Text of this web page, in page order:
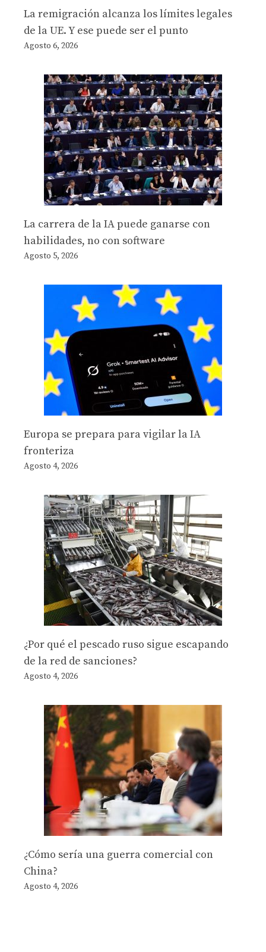
La remigración alcanza los límites legales
de la UE. Y ese puede ser el punto
Agosto 6, 2026
La carrera de la IA puede ganarse con
habilidades, no con software
Agosto 5, 2026
Europa se prepara para vigilar la IA
fronteriza
Agosto 4, 2026
¿Por qué el pescado ruso sigue escapando
de la red de sanciones?
Agosto 4, 2026
¿Cómo sería una guerra comercial con
China?
Agosto 4, 2026